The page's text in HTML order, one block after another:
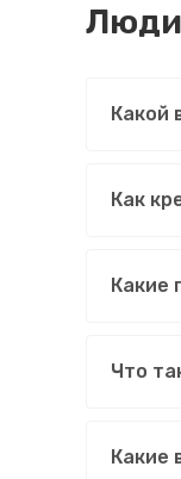
Люди
Какой
Как
Какие
Что
Какие